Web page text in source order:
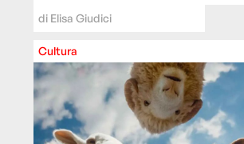
di Elisa Giudici
Cultura